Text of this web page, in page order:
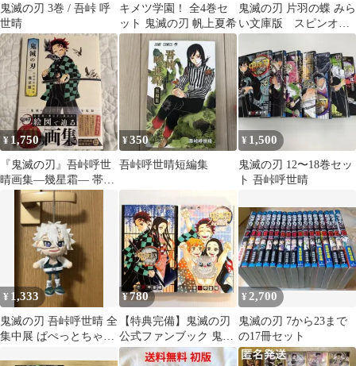
鬼滅の刃 3巻 / 吾峠 呼
世晴
キメツ学園！ 全4巻セ
ット 鬼滅の刃 帆上夏希
鬼滅の刃 片羽の蝶 みら
い文庫版 スピンオフ
小説 1・2巻
¥ 1,750
『鬼滅の刃』吾峠呼世
晴画集―幾星霜― 帯付
き 初版
¥350
吾峠呼世晴短編集
¥ 1,500
鬼滅の刃 12〜18巻セッ
ト 吾峠呼世晴
¥ 1,333
鬼滅の刃 吾峠呼世晴 全
集中展 ぱぺっとちゃー
¥780
【特典完備】鬼滅の刃
公式ファンブック 鬼殺
隊見聞録 2冊セット
¥2,700
鬼滅の刃 7から23まで
の17冊セット